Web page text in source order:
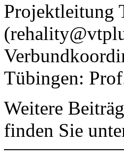
Projektleitung
Tübingen:
Weitere
finden Sie